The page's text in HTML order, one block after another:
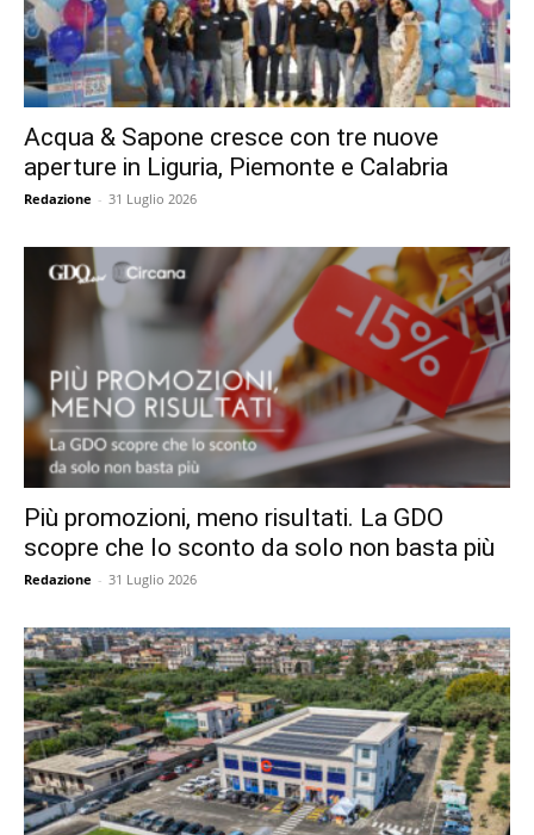
Acqua & Sapone cresce con tre nuove
aperture in Liguria, Piemonte e Calabria
Redazione - 31 Luglio 2026
Più promozioni, meno risultati. La GDO
scopre che lo sconto da solo non basta più
Redazione - 31 Luglio 2026